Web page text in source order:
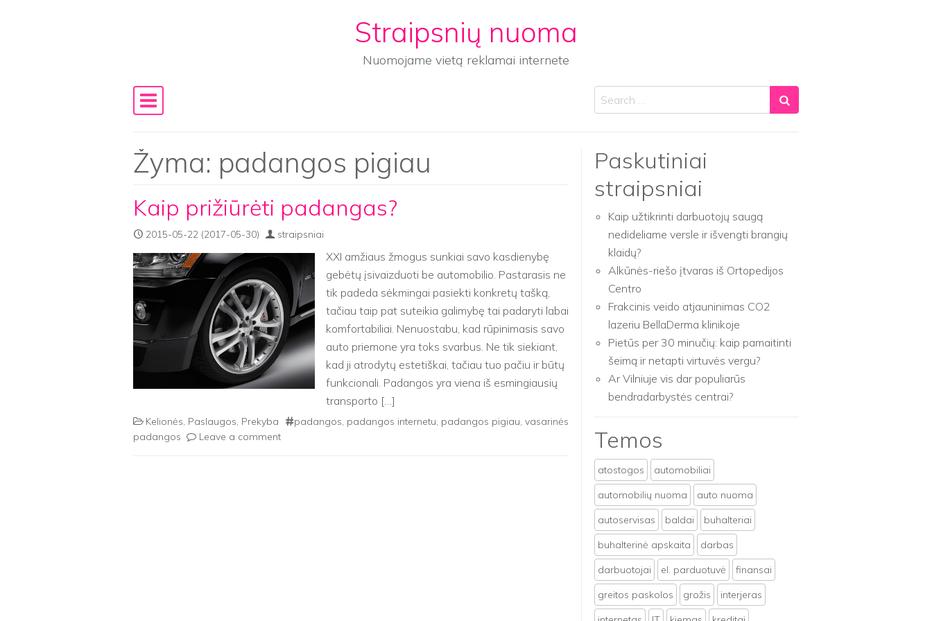
Straipsnių nuoma
Nuomojame vietą reklamai internete
Main Navigation
Search
Žyma: padangos pigiau
Kaip prižiūrėti padangas?
2015-05-22 (2017-05-30) straipsniai
XXI amžiaus žmogus sunkiai savo kasdienybę
gebėtų įsivaizduoti be automobilio. Pastarasis ne
tik padeda sėkmingai pasiekti konkretų tašką,
tačiau taip pat suteikia galimybę tai padaryti labai
komfortabiliai. Nenuostabu, kad rūpinimasis savo
auto priemone yra toks svarbus. Ne tik siekiant,
kad ji atrodytų estetiškai, tačiau tuo pačiu ir būtų
funkcionali. Padangos yra viena iš esmingiausių
transporto […]
Kelionės, Paslaugos, Prekyba padangos, padangos internetu, padangos pigiau, vasarinės
padangos
Leave a comment
Paskutiniai
straipsniai
Kaip užtikrinti darbuotojų saugą
nedideliame versle ir išvengti brangių
klaidų?
Alkūnės-riešo įtvaras iš Ortopedijos
Centro
Frakcinis veido atjauninimas CO2
lazeriu BellaDerma klinikoje
Pietūs per 30 minučių: kaip pamaitinti
šeimą ir netapti virtuvės vergu?
Ar Vilniuje vis dar populiarūs
bendradarbystės centrai?
Temos
atostogos
automobiliai
automobilių nuoma
auto nuoma
autoservisas
baldai
buhalteriai
buhalterinė apskaita
darbas
darbuotojai
el. parduotuvė
finansai
greitos paskolos
grožis
interjeras